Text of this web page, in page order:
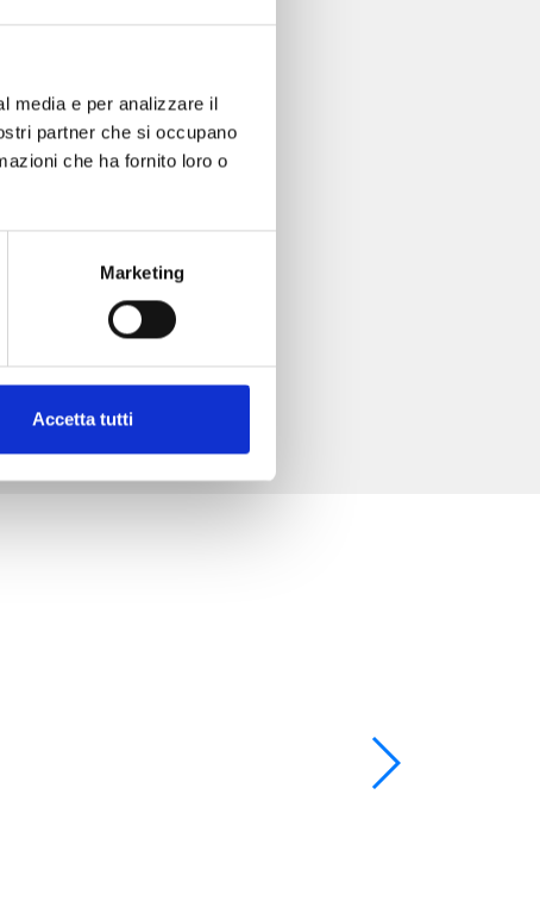
media e per analizzare il
partner che si occupano
che ha fornito loro o
Marketing
Accetta tutti